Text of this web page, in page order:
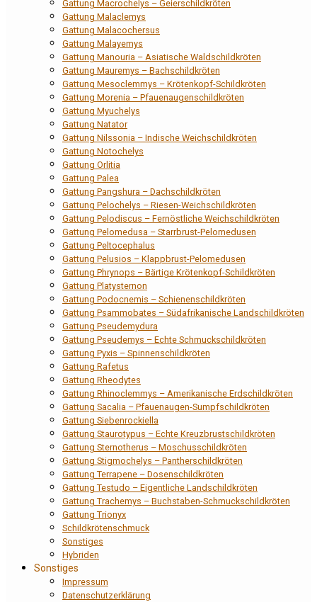
Gattung Macrochelys – Geierschildkröten
Gattung Malaclemys
Gattung Malacochersus
Gattung Malayemys
Gattung Manouria – Asiatische Waldschildkröten
Gattung Mauremys – Bachschildkröten
Gattung Mesoclemmys – Krötenkopf-Schildkröten
Gattung Morenia – Pfauenaugenschildkröten
Gattung Myuchelys
Gattung Natator
Gattung Nilssonia – Indische Weichschildkröten
Gattung Notochelys
Gattung Orlitia
Gattung Palea
Gattung Pangshura – Dachschildkröten
Gattung Pelochelys – Riesen-Weichschildkröten
Gattung Pelodiscus – Fernöstliche Weichschildkröten
Gattung Pelomedusa – Starrbrust-Pelomedusen
Gattung Peltocephalus
Gattung Pelusios – Klappbrust-Pelomedusen
Gattung Phrynops – Bärtige Krötenkopf-Schildkröten
Gattung Platysternon
Gattung Podocnemis – Schienenschildkröten
Gattung Psammobates – Südafrikanische Landschildkröten
Gattung Pseudemydura
Gattung Pseudemys – Echte Schmuckschildkröten
Gattung Pyxis – Spinnenschildkröten
Gattung Rafetus
Gattung Rheodytes
Gattung Rhinoclemmys – Amerikanische Erdschildkröten
Gattung Sacalia – Pfauenaugen-Sumpfschildkröten
Gattung Siebenrockiella
Gattung Staurotypus – Echte Kreuzbrustschildkröten
Gattung Sternotherus – Moschusschildkröten
Gattung Stigmochelys – Pantherschildkröten
Gattung Terrapene – Dosenschildkröten
Gattung Testudo – Eigentliche Landschildkröten
Gattung Trachemys – Buchstaben-Schmuckschildkröten
Gattung Trionyx
Schildkrötenschmuck
Sonstiges
Hybriden
Sonstiges
Impressum
Datenschutzerklärung